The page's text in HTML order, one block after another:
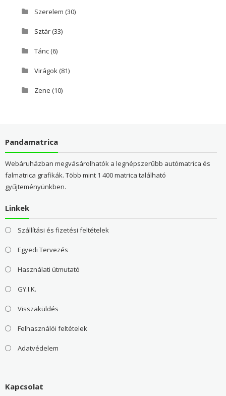
Szerelem (30)
Sztár(33)
Tánc(6)
Virágok(81)
Zene (10)
Pandamatrica
Webáruházban megvásárolhatók a legnépszerűbb autómatrica és
falmatrica grafikák. Több mint 1 400 matrica található
gyűjteményünkben.
Linkek
Szállítási és fizetési feltételek
Egyedi Tervezés
Használati útmutató
GY.I.K.
Visszaküldés
Felhasználói feltételek
Adatvédelem
Kapcsolat